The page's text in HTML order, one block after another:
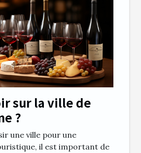
sur la ville de
?
une ville pour une
il est important de